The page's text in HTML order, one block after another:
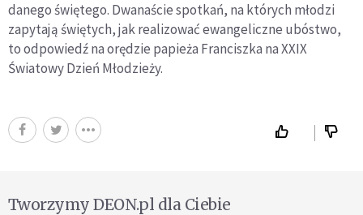
danego świętego. Dwanaście spotkań, na których młodzi
zapytają świętych, jak realizować ewangeliczne ubóstwo,
to odpowiedź na orędzie papieża Franciszka na XXIX
Światowy Dzień Młodzieży.
Tworzymy DEON.pl dla Ciebie